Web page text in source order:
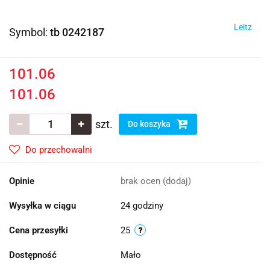
Symbol: tb 0242187 Leitz
101.06
101.06
szt. Do koszyka
Do przechowalni
Opinie brak ocen (dodaj)
Wysyłka w ciągu 24 godziny
Cena przesyłki 25
Dostępność Mało